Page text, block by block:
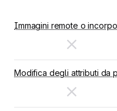
Immagini remote o
Modifica degli attributi da